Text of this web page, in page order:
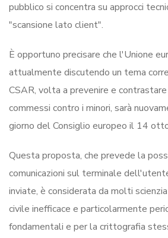
pubblico si concentra su approcci
"scansione lato client".
È opportuno precisare che l'Unione
attualmente discutendo un tema
CSAR, volta a prevenire e
commessi contro i minori, sarà
giorno del Consiglio europeo il 14
Questa proposta, che prevede la
comunicazioni sul terminale
inviate, è considerata da molti
civile inefficace e particolarmente
fondamentali e per la crittografia